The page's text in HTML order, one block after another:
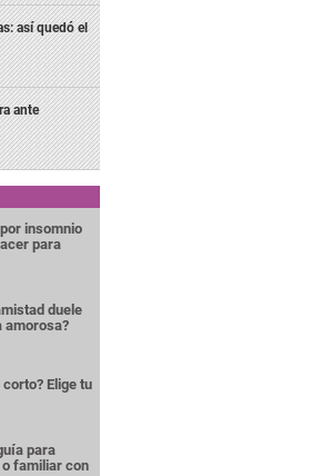
así quedó el
ante
insomnio
para
duele
amorosa?
Elige tu
para
familiar con